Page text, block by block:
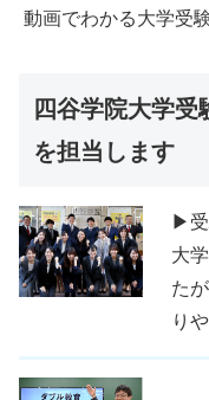
動画でわかる大学受
四谷学院大学
を担当します
▶受
大
た
り